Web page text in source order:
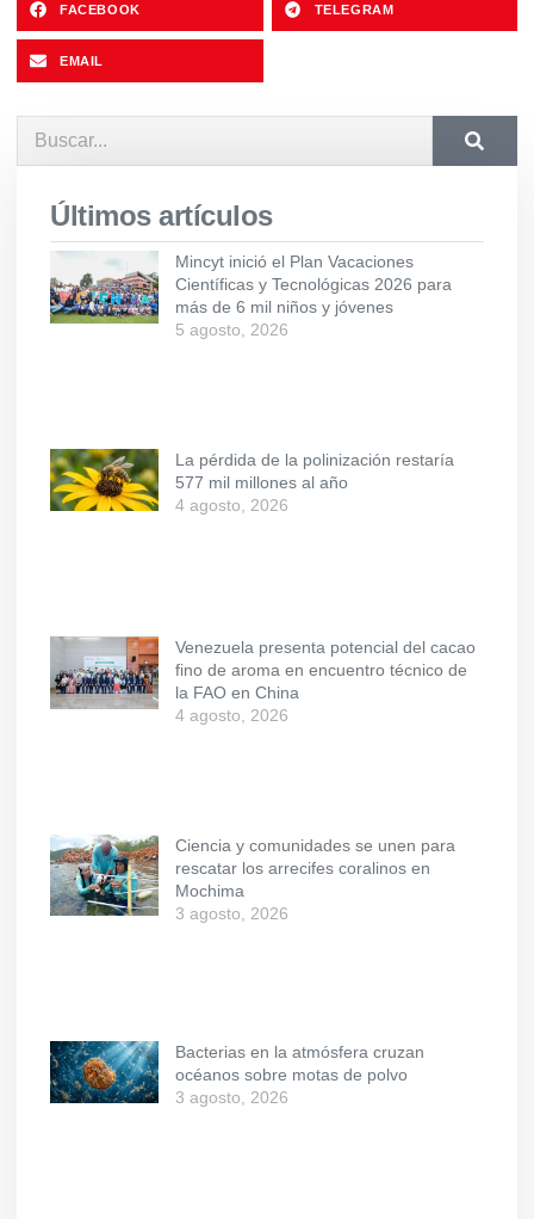
FACEBOOK TELEGRAM
EMAIL
Últimos artículos
Mincyt inició el Plan Vacaciones
Científicas y Tecnológicas 2026 para
más de 6 mil niños y jóvenes
5 agosto, 2026
La pérdida de la polinización restaría
577 mil millones al año
4 agosto, 2026
Venezuela presenta potencial del cacao
fino de aroma en encuentro técnico de
la FAO en China
4 agosto, 2026
Ciencia y comunidades se unen para
rescatar los arrecifes coralinos en
Mochima
3 agosto, 2026
Bacterias en la atmósfera cruzan
océanos sobre motas de polvo
3 agosto, 2026